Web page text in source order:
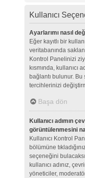
Kullanıcı
Ayarlarımı nasıl
Eğer kayıtlı bir
veritabanında
Kontrol Panelinizi
kısmında, kullanıcı
bağlantı bulunur. Bu
tercihlerinizi
Başa dön
Kullanıcı adımın
görüntülenmesini
Kullanıcı Kontrol
bölümüne
seçeneğini
kullanıcı adınız,
yöneticiler,